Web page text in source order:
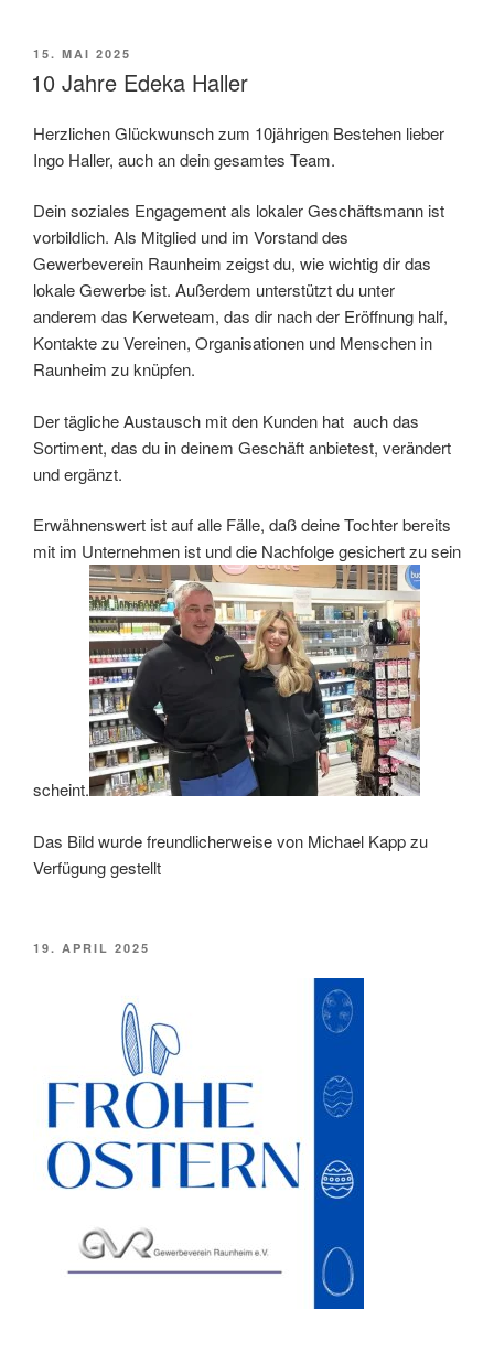
VERÖFFENTLICHT
15. MAI 2025
10 Jahre Edeka Haller
Herzlichen Glückwunsch zum 10jährigen Bestehen lieber
Ingo Haller, auch an dein gesamtes Team.
Dein soziales Engagement als lokaler Geschäftsmann ist
vorbildlich. Als Mitglied und im Vorstand des
Gewerbeverein Raunheim zeigst du, wie wichtig dir das
lokale Gewerbe ist. Außerdem unterstützt du unter
anderem das Kerweteam, das dir nach der Eröffnung half,
Kontakte zu Vereinen, Organisationen und Menschen in
Raunheim zu knüpfen.
Der tägliche Austausch mit den Kunden hat auch das
Sortiment, das du in deinem Geschäft anbietest, verändert
und ergänzt.
Erwähnenswert ist auf alle Fälle, daß deine Tochter bereits
mit im Unternehmen ist und die Nachfolge gesichert zu sein
scheint.
Das Bild wurde freundlicherweise von Michael Kapp zu
Verfügung gestellt
VERÖFFENTLICHT
19. APRIL 2025